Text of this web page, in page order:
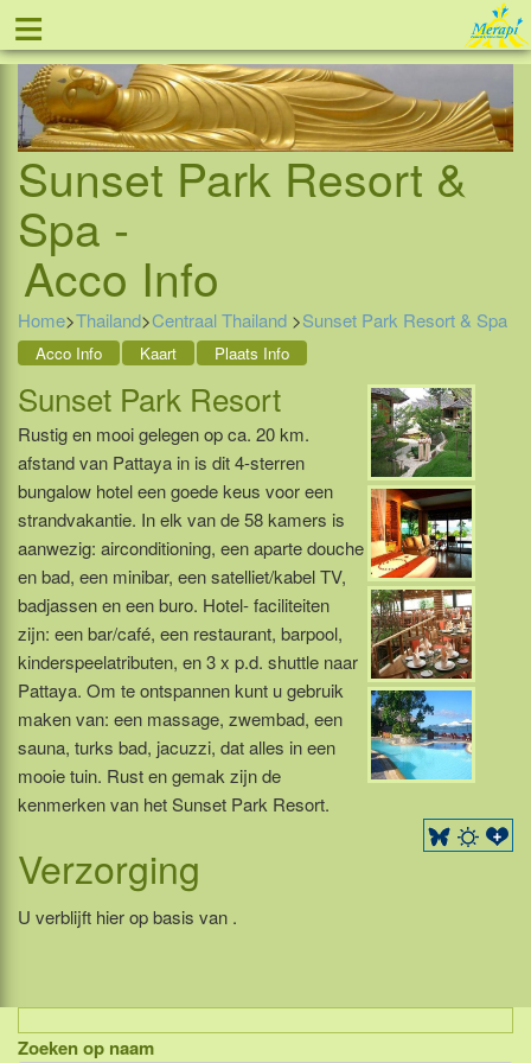
≡ Tel: 088 - 81 11 999
Sunset Park Resort &
Spa -
Acco Info
Home>Thailand>Centraal Thailand >Sunset Park Resort & Spa
Acco Info Kaart Plaats Info
Sunset Park Resort
Rustig en mooi gelegen op ca. 20 km.
afstand van Pattaya in is dit 4-sterren
bungalow hotel een goede keus voor een
strandvakantie. In elk van de 58 kamers is
aanwezig: airconditioning, een aparte douche
en bad, een minibar, een satelliet/kabel TV,
badjassen en een buro. Hotel- faciliteiten
zijn: een bar/café, een restaurant, barpool,
kinderspeelatributen, en 3 x p.d. shuttle naar
Pattaya. Om te ontspannen kunt u gebruik
maken van: een massage, zwembad, een
sauna, turks bad, jacuzzi, dat alles in een
mooie tuin. Rust en gemak zijn de
kenmerken van het Sunset Park Resort.
Verzorging
U verblijft hier op basis van .
Zoeken op naam